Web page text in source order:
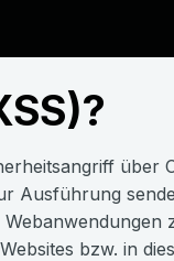
über
Ausführung
bzw. in